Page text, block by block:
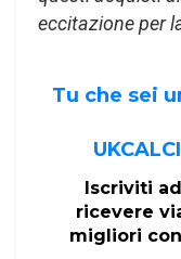
eccitazione per
Tu che sei
Iscriviti
ricevere
migliori